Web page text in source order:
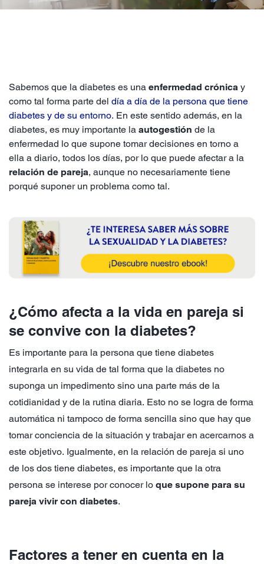
Sabemos que la diabetes es una enfermedad crónica y
como tal forma parte del día a día de la persona que tiene
diabetes y de su entorno. En este sentido además, en la
diabetes, es muy importante la autogestión de la
enfermedad lo que supone tomar decisiones en torno a
ella a diario, todos los días, por lo que puede afectar a la
relación de pareja, aunque no necesariamente tiene
porqué suponer un problema como tal.
¿Cómo afecta a la vida en pareja si
se convive con la diabetes?
Es importante para la persona que tiene diabetes
integrarla en su vida de tal forma que la diabetes no
suponga un impedimento sino una parte más de la
cotidianidad y de la rutina diaria. Esto no se logra de forma
automática ni tampoco de forma sencilla sino que hay que
tomar conciencia de la situación y trabajar en acercarnos a
este objetivo. Igualmente, en la relación de pareja si uno
de los dos tiene diabetes, es importante que la otra
persona se interese por conocer lo que supone para su
pareja vivir con diabetes.
Factores a tener en cuenta en la